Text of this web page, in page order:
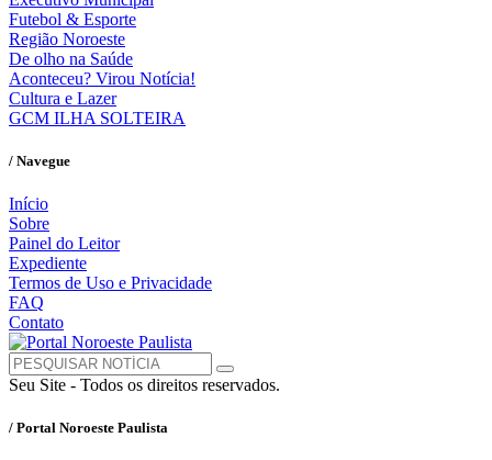
Futebol & Esporte
Região Noroeste
De olho na Saúde
Aconteceu? Virou Notícia!
Cultura e Lazer
GCM ILHA SOLTEIRA
/ Navegue
Início
Sobre
Painel do Leitor
Expediente
Termos de Uso e Privacidade
FAQ
Contato
Seu Site - Todos os direitos reservados.
/ Portal Noroeste Paulista